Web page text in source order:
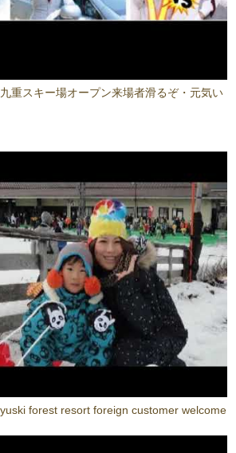
重スキー場オープン来場者滑るぞ・元気い
forest resort foreign customer welcome